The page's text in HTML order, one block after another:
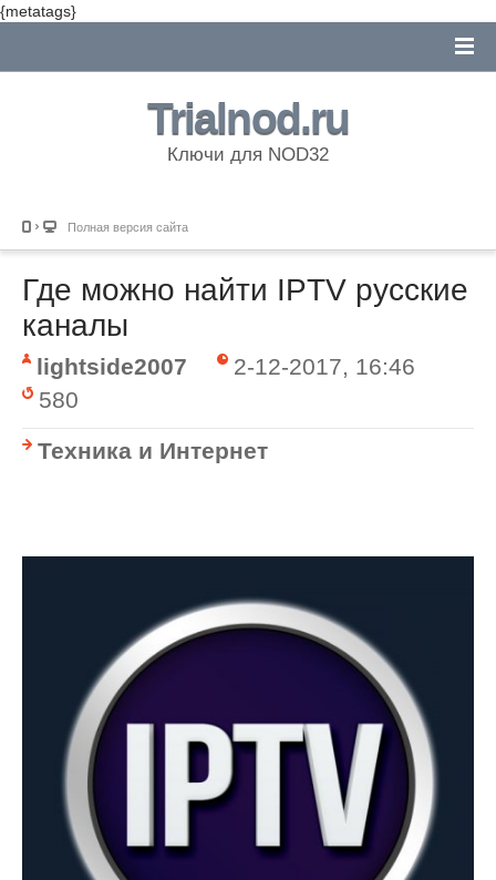
{metatags}
Trialnod.ru
Ключи для NOD32
Полная версия сайта
Где можно найти IPTV русские
каналы
lightside2007
2-12-2017, 16:46
580
Техника и Интернет